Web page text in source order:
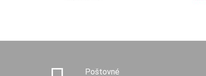
Poštovné